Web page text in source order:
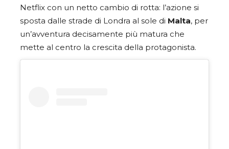
Netflix con un netto cambio di rotta: l’azione si
sposta dalle strade di Londra al sole di Malta, per
un’avventura decisamente più matura che
mette al centro la crescita della protagonista.